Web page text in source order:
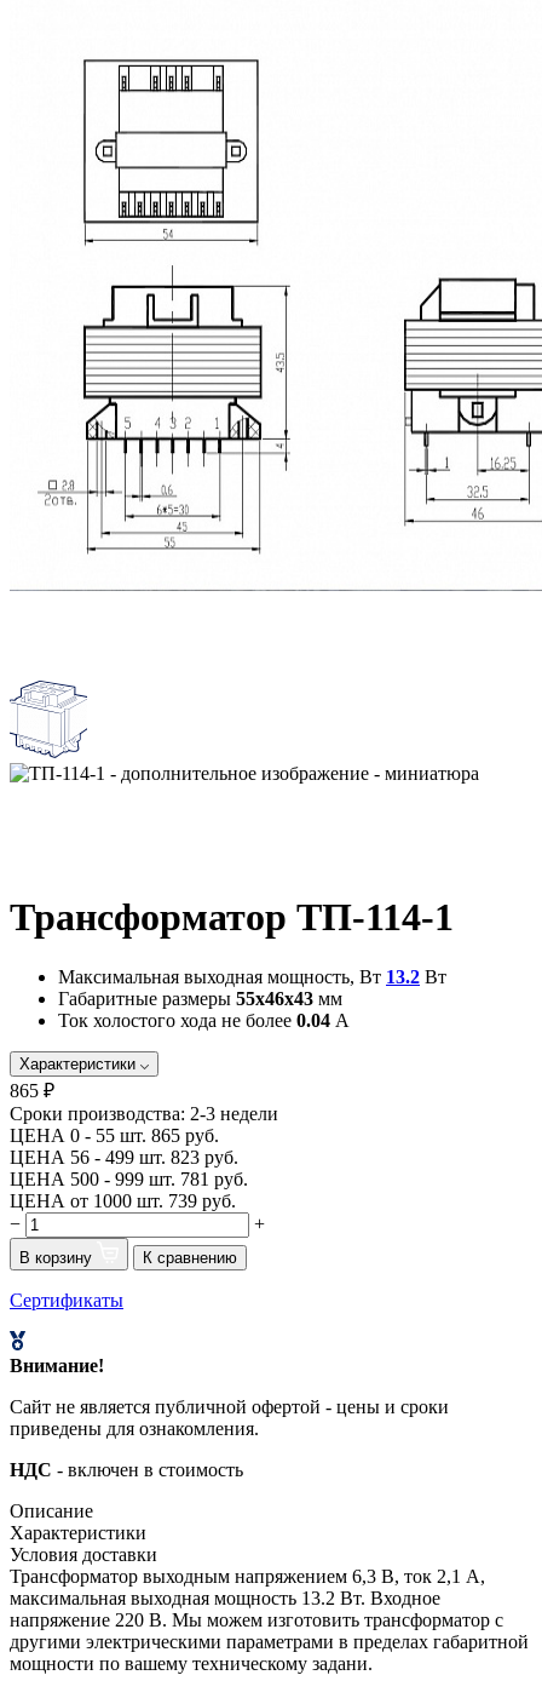
Трансформатор ТП-114-1
Максимальная выходная мощность, Вт 13.2 Вт
Габаритные размеры 55х46х43 мм
Ток холостого хода не более 0.04 А
Характеристики
865 ₽
Сроки производства: 2-3 недели
ЦЕНА 0 - 55 шт. 865 руб.
ЦЕНА 56 - 499 шт. 823 руб.
ЦЕНА 500 - 999 шт. 781 руб.
ЦЕНА от 1000 шт. 739 руб.
−
+
В корзину К сравнению
Сертификаты
Внимание!
Сайт не является публичной офертой - цены и сроки
приведены для ознакомления.
НДС - включен в стоимость
Описание
Характеристики
Условия доставки
Трансформатор выходным напряжением 6,3 В, ток 2,1 А,
максимальная выходная мощность 13.2 Вт. Входное
напряжение 220 В. Мы можем изготовить трансформатор с
другими электрическими параметрами в пределах габаритной
мощности по вашему техническому задани.